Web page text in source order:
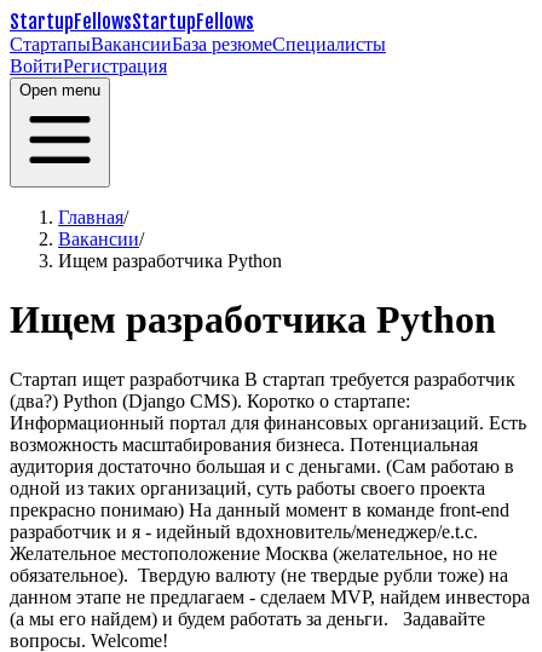
StartupFellowsStartupFellows
СтартапыВакансииБаза резюмеСпециалисты
ВойтиРегистрация
Open menu
Главная/
Вакансии/
Ищем разработчика Python
Ищем разработчика Python
Стартап ищет разработчика В стартап требуется разработчик
(два?) Python (Django CMS). Коротко о стартапе:
Информационный портал для финансовых организаций. Есть
возможность масштабирования бизнеса. Потенциальная
аудитория достаточно большая и с деньгами. (Сам работаю в
одной из таких организаций, суть работы своего проекта
прекрасно понимаю) На данный момент в команде front-end
разработчик и я - идейный вдохновитель/менеджер/e.t.c.
Желательное местоположение Москва (желательное, но не
обязательное). Твердую валюту (не твердые рубли тоже) на
данном этапе не предлагаем - сделаем MVP, найдем инвестора
(а мы его найдем) и будем работать за деньги.
Задавайте
вопросы. Welcome!